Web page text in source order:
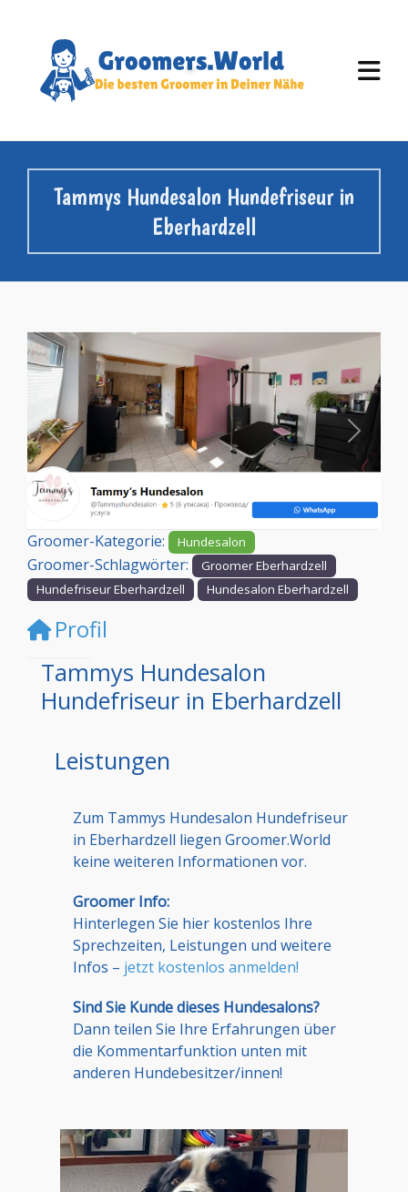
Tammys Hundesalon Hundefriseur in
Eberhardzell
Vorheriges
Groomer-Kategorie: Hundesalon
Groomer-Schlagwörter:
Groomer Eberhardzell
Hundefriseur Eberhardzell
Hundesalon Eberhardzell
Profil
Tammys Hundesalon
Hundefriseur in Eberhardzell
Leistungen
Zum Tammys Hundesalon Hundefriseur
in Eberhardzell liegen Groomer.World
keine weiteren Informationen vor.
Groomer Info:
Hinterlegen Sie hier kostenlos Ihre
Sprechzeiten, Leistungen und weitere
Infos – jetzt kostenlos anmelden!
Sind Sie Kunde dieses Hundesalons?
Dann teilen Sie Ihre Erfahrungen über
die Kommentarfunktion unten mit
anderen Hundebesitzer/innen!